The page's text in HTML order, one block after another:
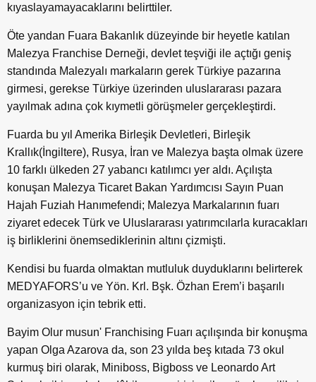
kıyaslayamayacaklarını belirttiler.
Öte yandan Fuara Bakanlık düzeyinde bir heyetle katılan
Malezya Franchise Derneği, devlet teşviği ile açtığı geniş
standında Malezyalı markaların gerek Türkiye pazarına
girmesi, gerekse Türkiye üzerinden uluslararası pazara
yayılmak adına çok kıymetli görüşmeler gerçekleştirdi.
Fuarda bu yıl Amerika Birleşik Devletleri, Birleşik
Krallık(İngiltere), Rusya, İran ve Malezya başta olmak üzere
10 farklı ülkeden 27 yabancı katılımcı yer aldı. Açılışta
konuşan Malezya Ticaret Bakan Yardımcısı Sayın Puan
Hajah Fuziah Hanımefendi; Malezya Markalarının fuarı
ziyaret edecek Türk ve Uluslararası yatırımcılarla kuracakları
iş birliklerini önemsediklerinin altını çizmişti.
Kendisi bu fuarda olmaktan mutluluk duyduklarını belirterek
MEDYAFORS’u ve Yön. Krl. Bşk. Özhan Erem’i başarılı
organizasyon için tebrik etti.
Bayim Olur musun' Franchising Fuarı açılışında bir konuşma
yapan Olga Azarova da, son 23 yılda beş kıtada 73 okul
kurmuş biri olarak, Miniboss, Bigboss ve Leonardo Art